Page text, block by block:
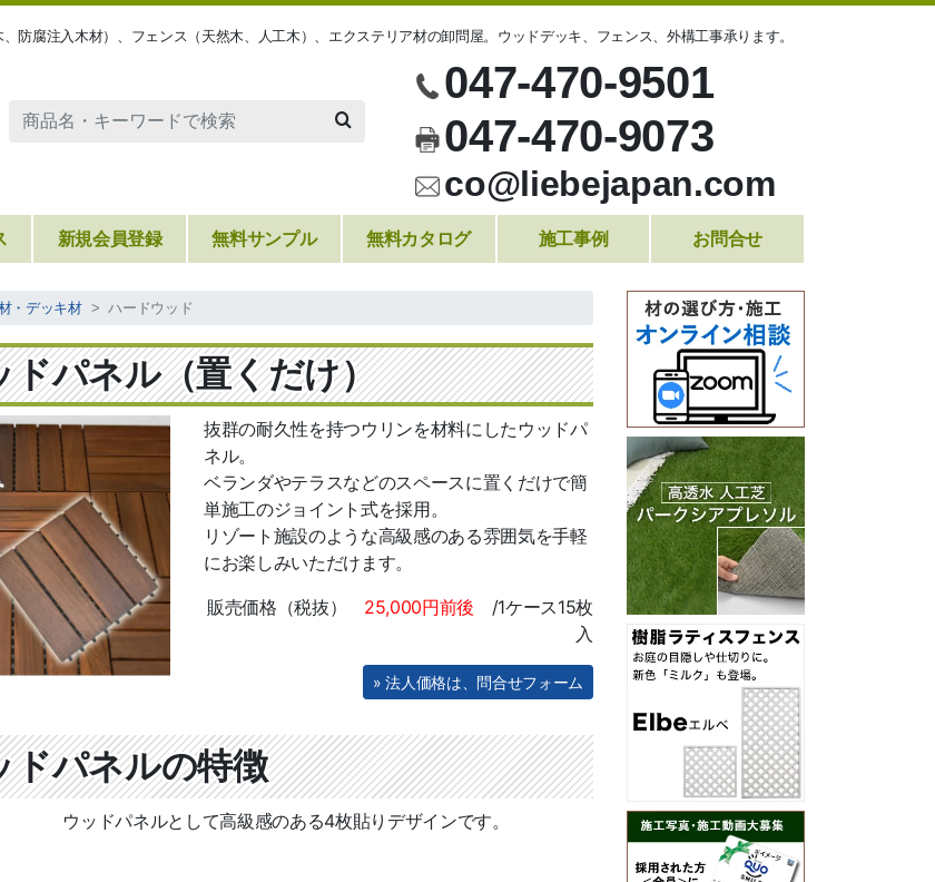
防腐注入木材）、フェンス（天然木、人工木）、エクステリア材の卸問屋。ウッドデッキ、フェンス、外構工事承ります。
047-470-9501
047-470-9073
co@liebejapan.com
新規会員登録 無料サンプル 無料カタログ 施工事例 お問合せ
・デッキ材 ハードウッド
ドパネル（置くだけ）
抜群の耐久性を持つウリンを材料にしたウッドパ
ネル。
ベランダやテラスなどのスペースに置くだけで簡
単施工のジョイント式を採用。
リゾート施設のような高級感のある雰囲気を手軽
にお楽しみいただけます。
販売価格（税抜） 25,000円前後 /1ケース15枚
入
» 法人価格は、問合せフォーム
ドパネルの特徴
ウッドパネルとして高級感のある4枚貼りデザインです。